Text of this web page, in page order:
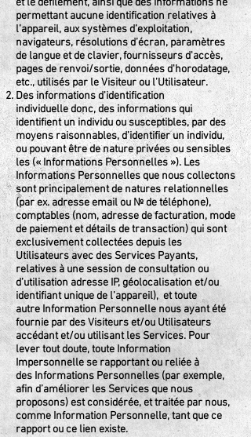
et le défilement, ainsi que des informations ne
permettant aucune identification relatives à
l’appareil, aux systèmes d’exploitation,
navigateurs, résolutions d’écran, paramètres
de langue et de clavier, fournisseurs d'accès,
pages de renvoi/sortie, données d'horodatage,
etc., utilisés par le Visiteur ou l’Utilisateur.
Des informations d'identification
individuelle donc, des informations qui
identifient un individu ou susceptibles, par des
moyens raisonnables, d’identifier un individu,
ou pouvant être de nature privées ou sensibles
les (« Informations Personnelles »). Les
Informations Personnelles que nous collectons
sont principalement de natures relationnelles
(par ex. adresse email ou № de téléphone),
comptables (nom, adresse de facturation, mode
de paiement et détails de transaction) qui sont
exclusivement collectées depuis les
Utilisateurs avec des Services Payants,
relatives à une session de consultation ou
d’utilisation adresse IP, géolocalisation et/ou
identifiant unique de l’appareil), et toute
autre Information Personnelle nous ayant été
fournie par des Visiteurs et/ou Utilisateurs
accédant et/ou utilisant les Services. Pour
lever tout doute, toute Information
Impersonnelle se rapportant ou reliée à
des Informations Personnelles (par exemple,
afin d’améliorer les Services que nous
proposons) est considérée, et traitée par nous,
comme Information Personnelle, tant que ce
rapport ou ce lien existe.